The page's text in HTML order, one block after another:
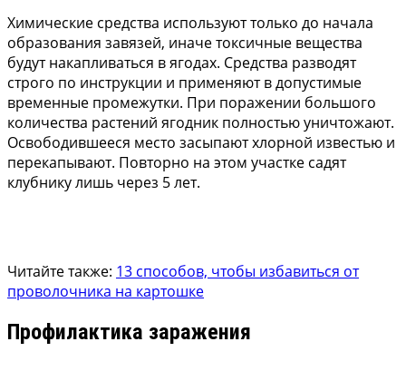
Химические средства используют только до начала
образования завязей, иначе токсичные вещества
будут накапливаться в ягодах. Средства разводят
строго по инструкции и применяют в допустимые
временные промежутки. При поражении большого
количества растений ягодник полностью уничтожают.
Освободившееся место засыпают хлорной известью и
перекапывают. Повторно на этом участке садят
клубнику лишь через 5 лет.
Читайте также: 13 способов, чтобы избавиться от
проволочника на картошке
Профилактика заражения